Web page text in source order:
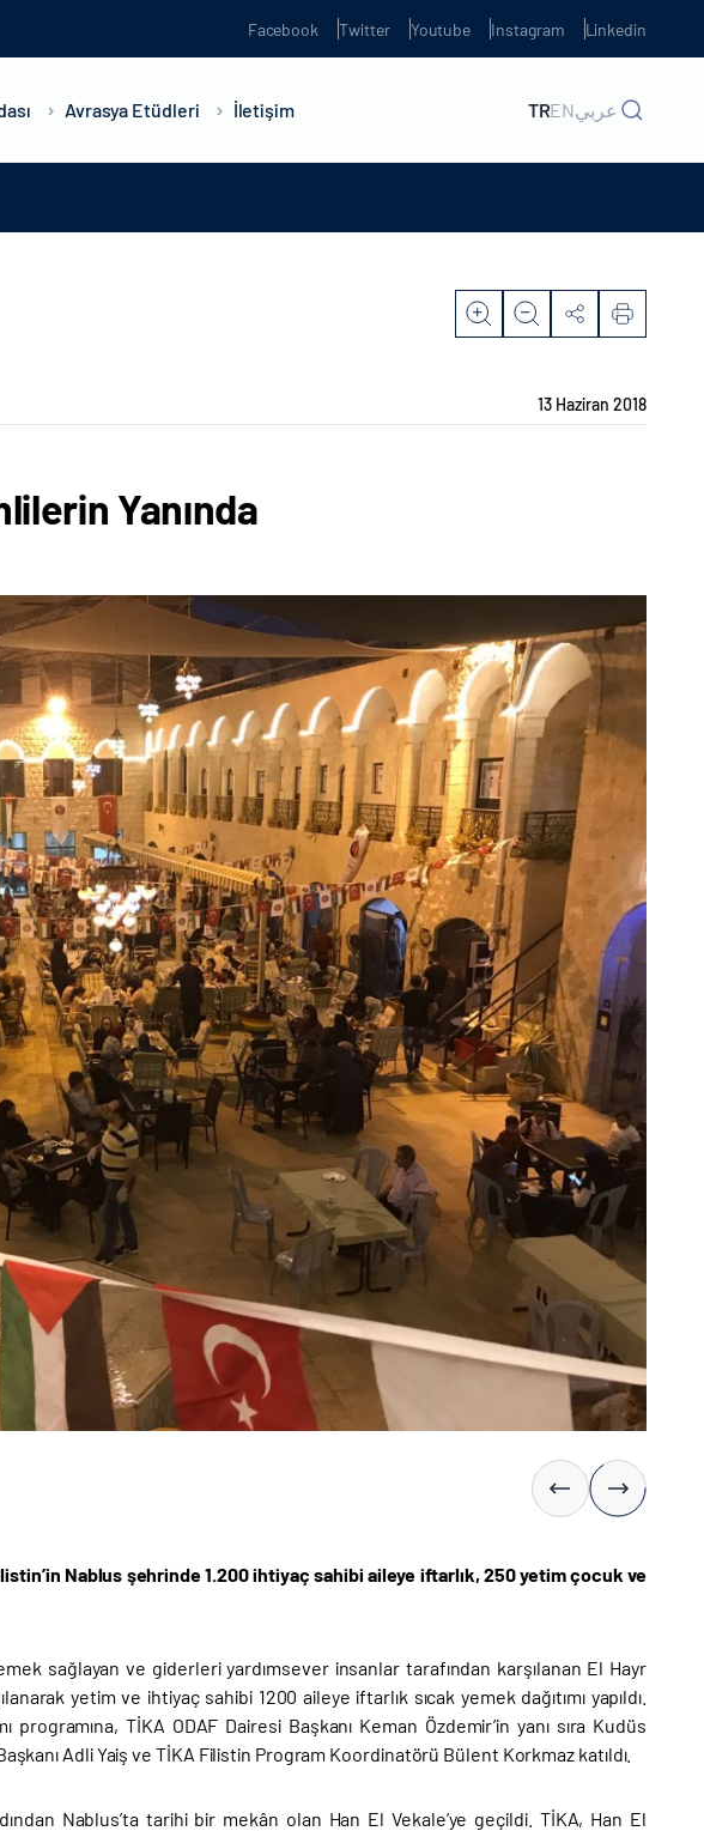
Facebook Twitter Youtube Instagram Linkedin
Avrasya Etüdleri İletişim TRENعربي
13 Haziran 2018
Yanında
Nablus şehrinde 1.200 ihtiyaç sahibi aileye iftarlık, 250 yetim çocuk ve
sağlayan ve giderleri yardımsever insanlar tarafından karşılanan El Hayr
yetim ve ihtiyaç sahibi 1200 aileye iftarlık sıcak yemek dağıtımı yapıldı.
TİKA ODAF Dairesi Başkanı Keman Özdemir’in yanı sıra Kudüs
Adli Yaiş ve TİKA Filistin Program Koordinatörü Bülent Korkmaz katıldı.
Nablus’ta tarihi bir mekân olan Han El Vekale’ye geçildi. TİKA, Han El